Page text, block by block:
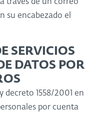
través de un correo
su encabezado el
SERVICIOS
DATOS POR
decreto 1558/2001 en
por cuenta